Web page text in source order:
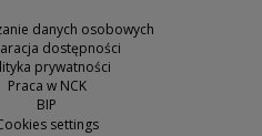
danych osobowych
dostępności
prywatności
Praca w NCK
BIP
settings